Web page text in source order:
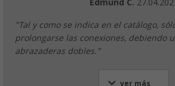
Edmund C.
"Tal y como se indica en el catálogo,
prolongarse las conexiones, debiendo
abrazaderas dobles."
ver más